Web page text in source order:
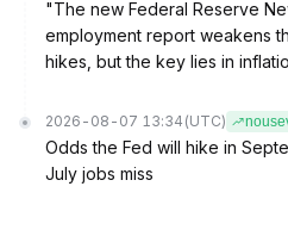
"The new Federal Reserve
employment report weakens
hikes, but the key lies in
2026-08-07 13:34 (UTC)
Odds the Fed will hike in
July jobs miss